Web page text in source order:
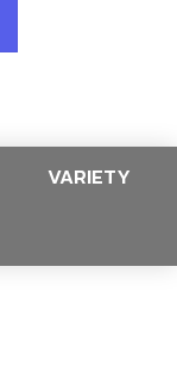
VARIETY